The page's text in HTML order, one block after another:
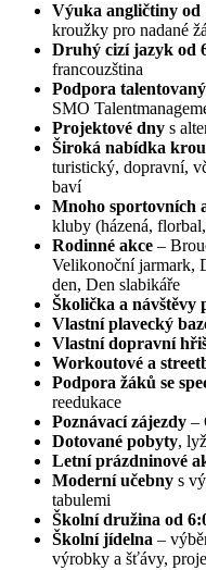
Výuka angličtiny od
kroužky pro nadané
Druhý cizí jazyk od
francouzština
Podpora
SMO
Projektové dny s
Široká nabídka
turistický, dopravní,
baví
Mnoho sportovních
kluby (házená,
Rodinné akce –
Velikonoční jarmark,
den, Den slabikáře
Školička a návštěvy
Vlastní plavecký
Vlastní dopravní
Workoutové a
Podpora žáků se
reedukace
Poznávací zájezdy –
Dotované pobyty,
Letní prázdninové
Moderní učebny s
tabulemi
Školní družina od
Školní jídelna –
výrobky a šťávy,